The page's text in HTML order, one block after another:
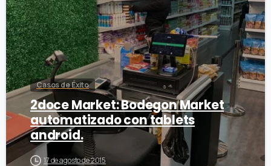
Casos de Éxito
2doce Market: Bodegon Market
automatizado con tablets
android.
17 de agosto de 2015